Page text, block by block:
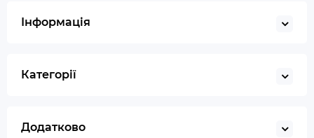
Інформація
Категорії
Додатково